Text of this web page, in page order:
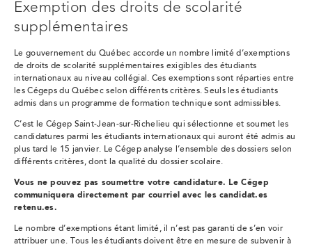
Exemption des droits de scolarité
supplémentaires
Le gouvernement du Québec accorde un nombre limité d’exemptions
de droits de scolarité supplémentaires exigibles des étudiants
internationaux au niveau collégial. Ces exemptions sont réparties entre
les Cégeps du Québec selon différents critères. Seuls les étudiants
admis dans un programme de formation technique sont admissibles.
C’est le Cégep Saint-Jean-sur-Richelieu qui sélectionne et soumet les
candidatures parmi les étudiants internationaux qui auront été admis au
plus tard le 15 janvier. Le Cégep analyse l’ensemble des dossiers selon
différents critères, dont la qualité du dossier scolaire.
Vous ne pouvez pas soumettre votre candidature. Le Cégep
communiquera directement par courriel avec les candidat.es
retenu.es.
Le nombre d’exemptions étant limité, il n’est pas garanti de s’en voir
attribuer une. Tous les étudiants doivent être en mesure de subvenir à